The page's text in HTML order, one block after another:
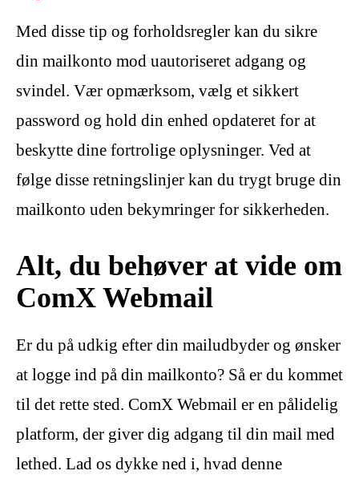
Med disse tip og forholdsregler kan du sikre
din mailkonto mod uautoriseret adgang og
svindel. Vær opmærksom, vælg et sikkert
password og hold din enhed opdateret for at
beskytte dine fortrolige oplysninger. Ved at
følge disse retningslinjer kan du trygt bruge din
mailkonto uden bekymringer for sikkerheden.
Alt, du behøver at vide om
ComX Webmail
Er du på udkig efter din mailudbyder og ønsker
at logge ind på din mailkonto? Så er du kommet
til det rette sted. ComX Webmail er en pålidelig
platform, der giver dig adgang til din mail med
lethed. Lad os dykke ned i, hvad denne